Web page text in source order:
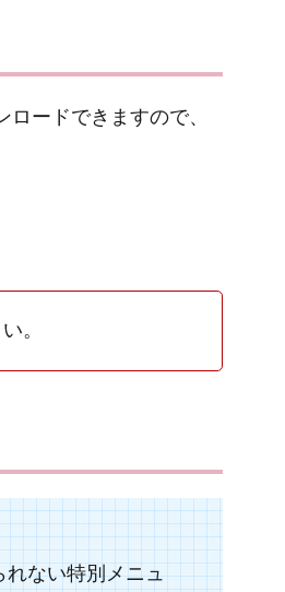
ードできますので、
。
れない特別メニュ